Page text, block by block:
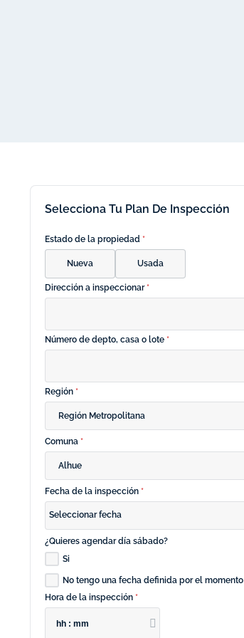
Selecciona Tu Plan De Inspección
Estado de la propiedad *
Nueva Usada
Dirección a inspeccionar *
Número de depto, casa o lote *
Región *
Región Metropolitana
Comuna *
Alhue
Fecha de la inspección *
Seleccionar fecha
¿Quieres agendar día sábado?
Si
No tengo una fecha definida por el momento
Hora de la inspección *